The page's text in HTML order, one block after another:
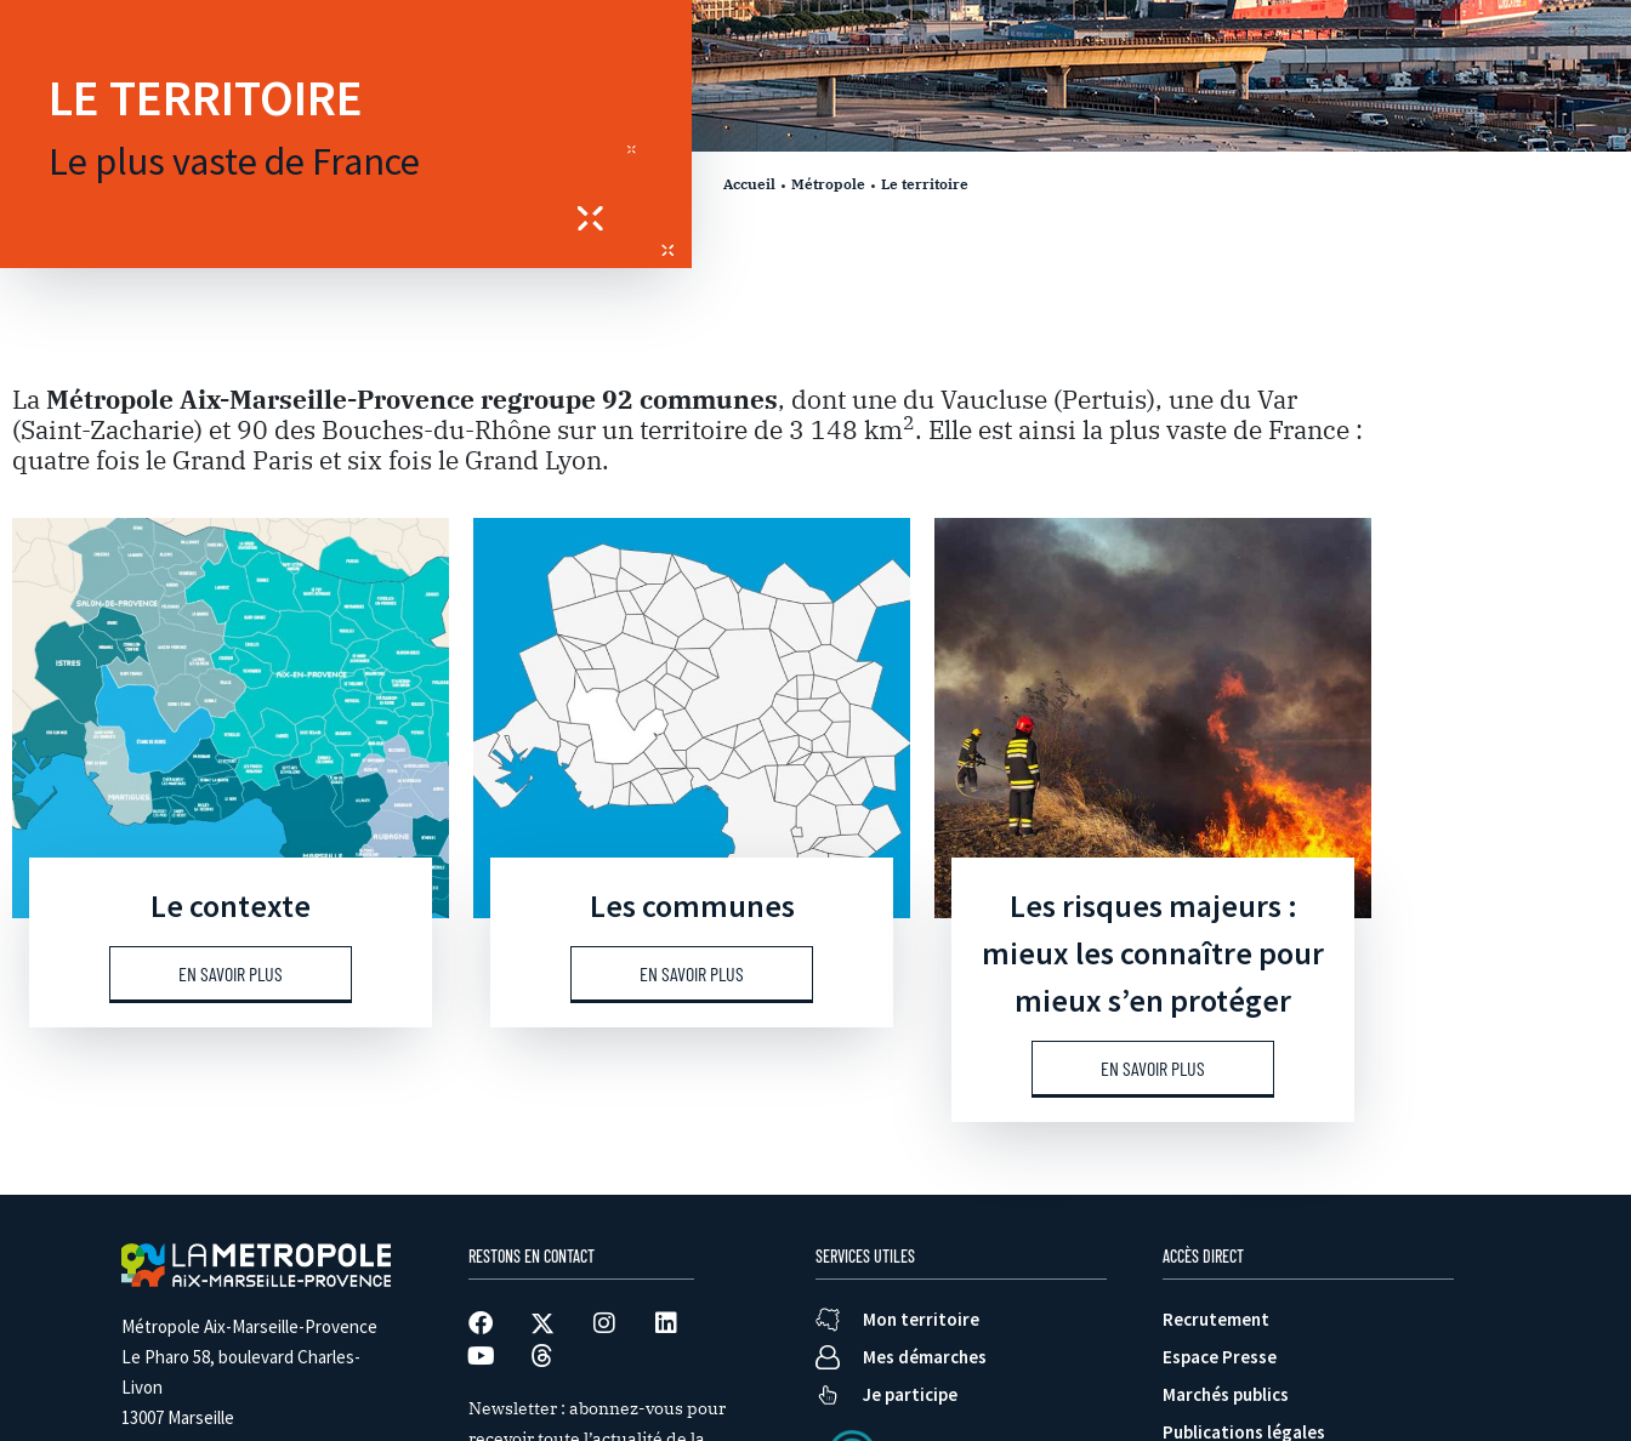
LE TERRITOIRE
Le plus vaste de France Accueil Métropole Le territoire
LaMétropole Aix-Marseille-Provence regroupe 92 communes, dont une du Vaucluse (Pertuis), une du Var
(Saint-Zacharie) et 90 des Bouches-du-Rhône sur un territoire de 3 148 km2. Elle est ainsi la plus vaste de France :
quatre fois le Grand Paris et six fois le Grand Lyon.
Le contexte
EN SAVOIR PLUS
Les communes
EN SAVOIR PLUS
Les risques majeurs :
mieux les connaître pour
mieux s’en protéger
EN SAVOIR PLUS
Métropole Aix-Marseille-Provence
Le Pharo 58, boulevard Charles-
Livon
13007 Marseille
RESTONS EN CONTACT
Newsletter : abonnez-vous pour
SERVICES UTILES
Mon territoire
Mes démarches
Je participe
ACCÈS DIRECT
Recrutement
Espace Presse
Marchés publics
Publications légales